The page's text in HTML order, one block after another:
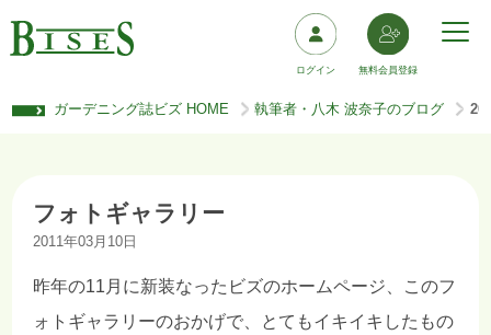
ログイン 無料会員登録
ガーデニング誌ビズ HOME > 執筆者・八木 波奈子のブログ >
フォトギャラリー
2011年03月10日
昨年の11月に新装なったビズのホームページ、このフ
ォトギャラリーのおかげで、とてもイキイキしたもの